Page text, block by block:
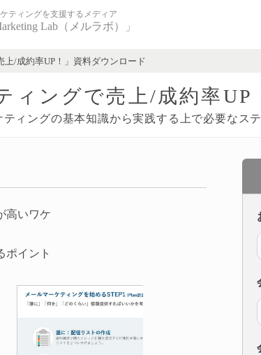
ティングを支援するメディア
Lab（メルラボ）」
/成約率UP！」資料ダウンロード
ィングで売上/成約率UP
ティングの基本知識から実践する上で必要なス
高いワケ
ポイント